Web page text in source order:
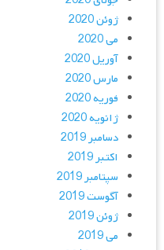
ژوئن 2020
می 2020
آوریل 2020
مارس 2020
فوریه 2020
ژانویه 2020
دسامبر 2019
اکتبر 2019
سپتامبر 2019
آگوست 2019
ژوئن 2019
می 2019